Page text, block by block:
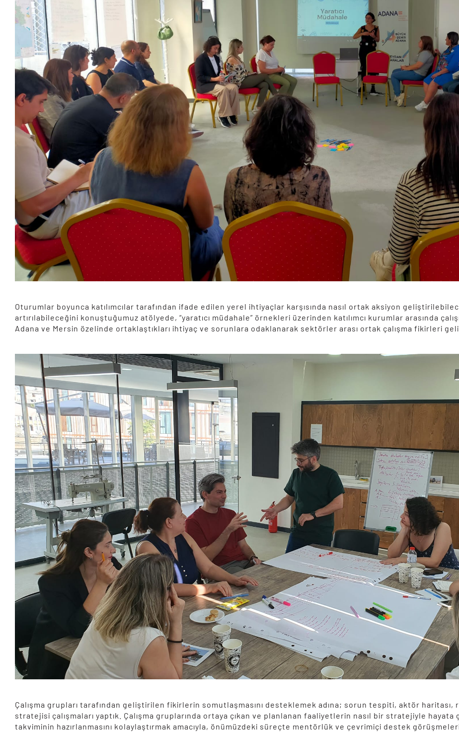
Oturumlar boyunca katılımcılar tarafından ifade edilen yerel ihtiyaçlar karşısında nasıl ortak aksiyon
artırılabileceğini konuştuğumuz atölyede, “yaratıcı müdahale” örnekleri üzerinden katılımcı kurumlar arasında
Adana ve Mersin özelinde ortaklaştıkları ihtiyaç ve sorunlara odaklanarak sektörler arası ortak çalışma fikirleri
Çalışma grupları tarafından geliştirilen fikirlerin somutlaşmasını desteklemek adına; sorun tespiti, aktör haritası,
stratejisi çalışmaları yaptık. Çalışma gruplarında ortaya çıkan ve planlanan faaliyetlerin nasıl bir stratejiyle
takviminin hazırlanmasını kolaylaştırmak amacıyla, önümüzdeki süreçte mentörlük ve çevrimiçi destek görüşmeleri